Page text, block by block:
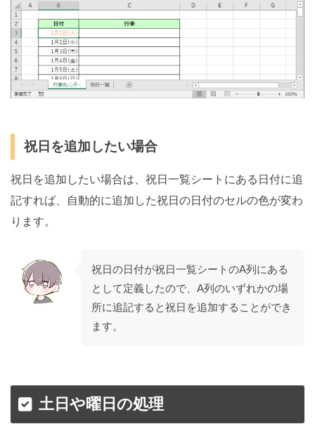
祝日を追加したい場合
祝日を追加したい場合は、祝日一覧シートにある日付に追
記すれば、自動的に追加した祝日の日付のセルの色が変わ
ります。
祝日の日付が祝日一覧シートのA列にある
として定義したので、A列のいずれかの場
所に追記すると祝日を追加することができ
ます。
土日や曜日の処理